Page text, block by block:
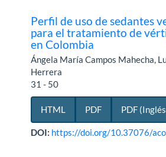
Perfil de uso de sedantes
para el tratamiento de
en Colombia
Ángela María Campos Mahecha,
Herrera
31 - 50
HTML PDF PDF
DOI: https://doi.org/10.37076/